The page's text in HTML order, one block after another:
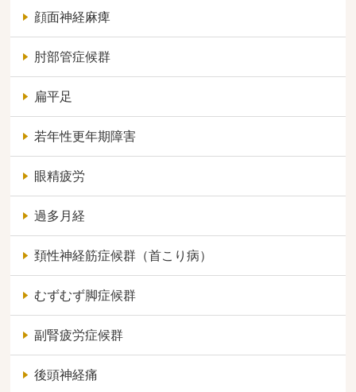
顔面神経麻痺
肘部管症候群
扁平足
若年性更年期障害
眼精疲労
過多月経
頚性神経筋症候群（首こり病）
むずむず脚症候群
副腎疲労症候群
後頭神経痛